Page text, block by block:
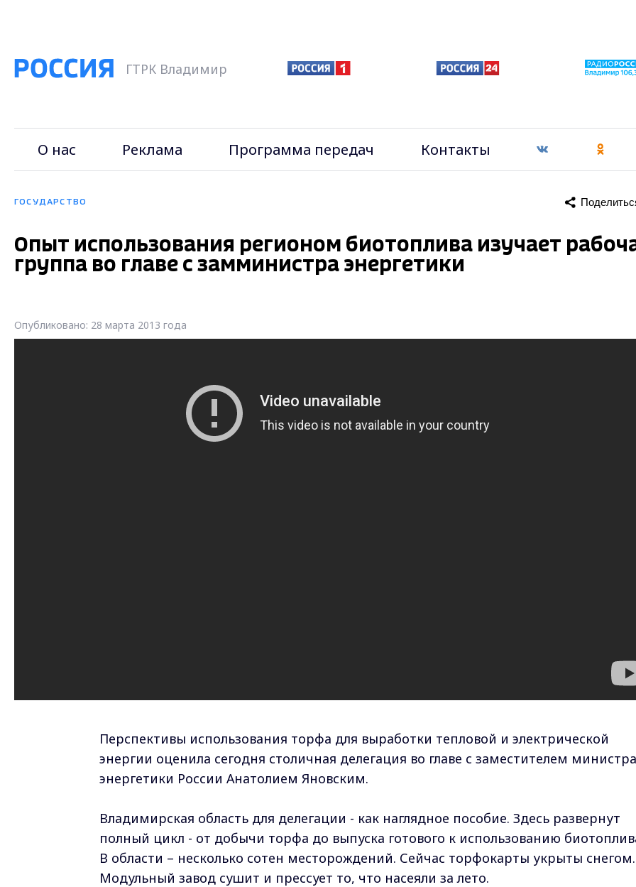
ГТРК Владимир
О нас Реклама Программа передач Контакты
ГОСУДАРСТВО
Опыт использования регионом биотоплива изучает
группа во главе с замминистра энергетики
Опубликовано: 28 марта 2013 года
Перспективы использования торфа для выработки тепловой и электрической
энергии оценила сегодня столичная делегация во главе с заместителем министра
энергетики России Анатолием Яновским.
Владимирская область для делегации - как наглядное пособие. Здесь развернут
полный цикл - от добычи торфа до выпуска готового к использованию
В области – несколько сотен месторождений. Сейчас торфокарты укрыты снегом.
Модульный завод сушит и прессует то, что насеяли за лето.